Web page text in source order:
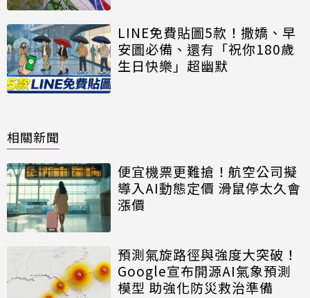
LINE免費貼圖5款！撒嬌、早
安圖必備、還有「祝你180歲
生日快樂」超幽默
相關新聞
便宜機票更難搶！航空公司擬
導入AI動態定價 滑鼠停太久會
漲價
預測氣旋路徑與強度大突破！
Google宣布開源AI氣象預測
模型 助強化防災救治準備